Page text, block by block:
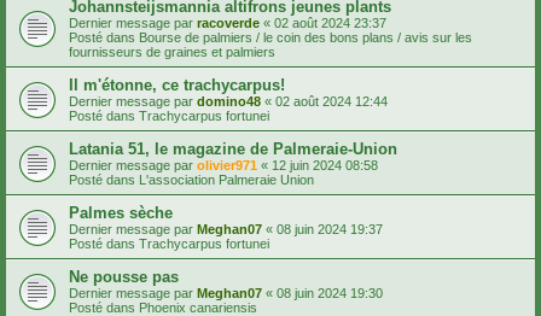
Johannsteijsmannia altifrons jeunes plants
Dernier message par racoverde « 02 août 2024 23:37
Posté dans Bourse de palmiers / le coin des bons plans / avis sur les
fournisseurs de graines et palmiers
Il m'étonne, ce trachycarpus!
Dernier message par domino48 « 02 août 2024 12:44
Posté dans Trachycarpus fortunei
Latania 51, le magazine de Palmeraie-Union
Dernier message par olivier971 « 12 juin 2024 08:58
Posté dans L'association Palmeraie Union
Palmes sèche
Dernier message par Meghan07 « 08 juin 2024 19:37
Posté dans Trachycarpus fortunei
Ne pousse pas
Dernier message par Meghan07 « 08 juin 2024 19:30
Posté dans Phoenix canariensis